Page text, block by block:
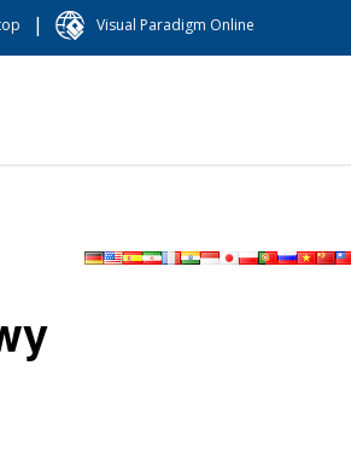
| Visual Paradigm Online